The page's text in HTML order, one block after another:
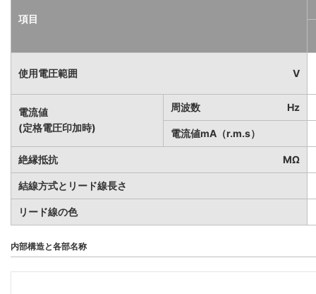
項目
使用電圧範囲 V
電流値
(定格電圧印加時)
周波数 Hz
電流値mA（r.m.s）
絶縁抵抗 MΩ
結線方式とリード線長さ
リード線の色
内部構造と各部名称